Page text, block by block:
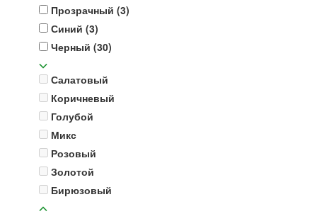
Прозрачный (3)
Синий (3)
Черный (30)
Салатовый
Коричневый
Голубой
Микс
Розовый
Золотой
Бирюзовый